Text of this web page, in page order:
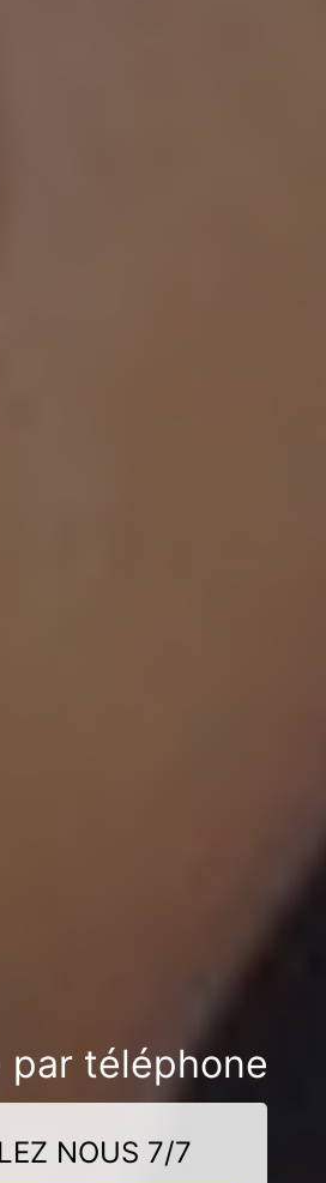
par téléphone
NOUS 7/7